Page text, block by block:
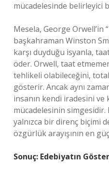
mücadelesinde belirleyici
Mesela, George Orwell’in
başkahraman Winston
karşı duyduğu isyanla,
öder. Orwell, taat
tehlikeli olabileceğini,
gösterir. Ancak aynı
insanın kendi iradesini
mücadelesinin
yalnızca bir direnç biçimi
özgürlük arayışının en
Sonuç: Edebiyatın